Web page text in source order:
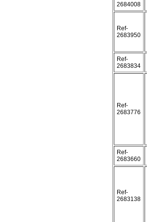
2684008
Ref-
2683950
Ref-
2683834
Ref-
2683776
Ref-
2683660
Ref-
2683138